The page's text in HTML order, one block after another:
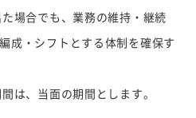
場合でも、業務の維持・継続
成・シフトとする体制を確保す
は、当面の期間とします。